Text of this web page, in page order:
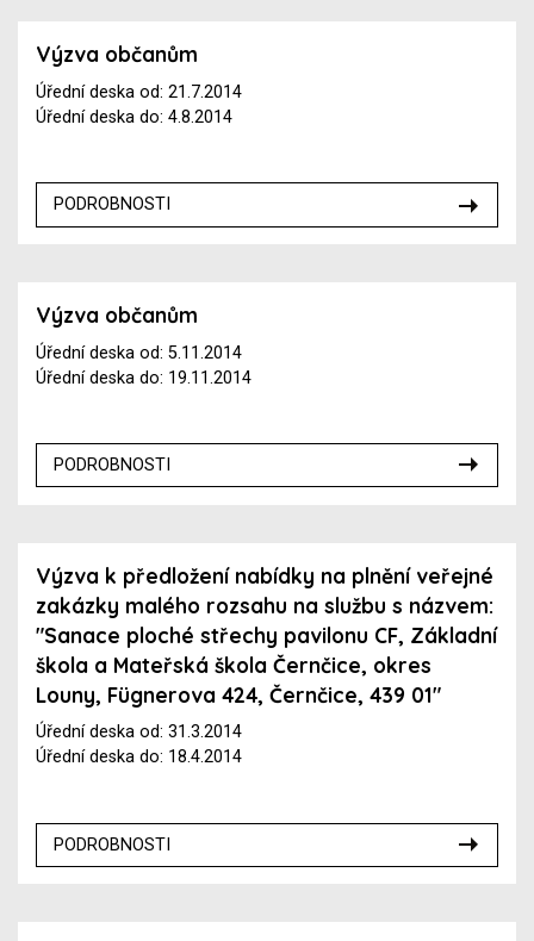
Výzva občanům
Úřední deska od: 21.7.2014
Úřední deska do: 4.8.2014
PODROBNOSTI
Výzva občanům
Úřední deska od: 5.11.2014
Úřední deska do: 19.11.2014
PODROBNOSTI
Výzva k předložení nabídky na plnění veřejné
zakázky malého rozsahu na službu s názvem:
"Sanace ploché střechy pavilonu CF, Základní
škola a Mateřská škola Černčice, okres
Louny, Fügnerova 424, Černčice, 439 01"
Úřední deska od: 31.3.2014
Úřední deska do: 18.4.2014
PODROBNOSTI